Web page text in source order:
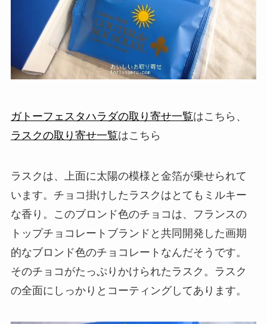
ガトーフェスタハラダの取り寄せ一覧はこちら、
ラスクの取り寄せ一覧はこちら
ラスクは、上面に太陽の模様と金箔が乗せられて
います。チョコ掛けしたラスクはとてもミルキー
な香り。このブロンド色のチョコは、フランスの
トップチョコレートブランドと共同開発した画期
的なブロンド色のチョコレートなんだそうです。
そのチョコがたっぷりかけられたラスク。ラスク
の全面にしっかりとコーティングしてあります。